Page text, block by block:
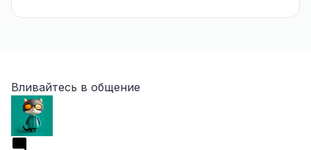
Вливайтесь в общение